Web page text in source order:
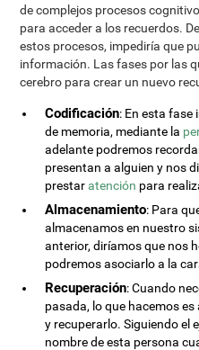
de complejos procesos
para acceder a los recuerdos.
estos procesos, impediría que
información. Las fases por las
cerebro para crear un nuevo
Codificación: En esta
de memoria, mediante la
adelante podremos
presentan a alguien y nos
prestaratención para
Almacenamiento: Para
almacenamos en nuestro
anterior, diríamos que nos
podremos asociarlo a la
Recuperación: Cuando
pasada, lo que hacemos
y recuperarlo. Siguiendo el
nombre de esta persona